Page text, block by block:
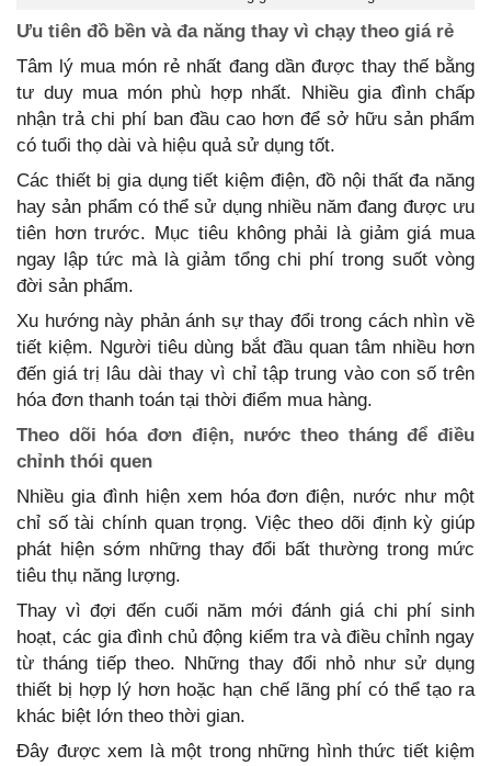
Ưu tiên đồ bền và đa năng thay vì chạy theo giá rẻ
Tâm lý mua món rẻ nhất đang dần được thay thế bằng
tư duy mua món phù hợp nhất. Nhiều gia đình chấp
nhận trả chi phí ban đầu cao hơn để sở hữu sản phẩm
có tuổi thọ dài và hiệu quả sử dụng tốt.
Các thiết bị gia dụng tiết kiệm điện, đồ nội thất đa năng
hay sản phẩm có thể sử dụng nhiều năm đang được ưu
tiên hơn trước. Mục tiêu không phải là giảm giá mua
ngay lập tức mà là giảm tổng chi phí trong suốt vòng
đời sản phẩm.
Xu hướng này phản ánh sự thay đổi trong cách nhìn về
tiết kiệm. Người tiêu dùng bắt đầu quan tâm nhiều hơn
đến giá trị lâu dài thay vì chỉ tập trung vào con số trên
hóa đơn thanh toán tại thời điểm mua hàng.
Theo dõi hóa đơn điện, nước theo tháng để điều
chỉnh thói quen
Nhiều gia đình hiện xem hóa đơn điện, nước như một
chỉ số tài chính quan trọng. Việc theo dõi định kỳ giúp
phát hiện sớm những thay đổi bất thường trong mức
tiêu thụ năng lượng.
Thay vì đợi đến cuối năm mới đánh giá chi phí sinh
hoạt, các gia đình chủ động kiểm tra và điều chỉnh ngay
từ tháng tiếp theo. Những thay đổi nhỏ như sử dụng
thiết bị hợp lý hơn hoặc hạn chế lãng phí có thể tạo ra
khác biệt lớn theo thời gian.
Đây được xem là một trong những hình thức tiết kiệm